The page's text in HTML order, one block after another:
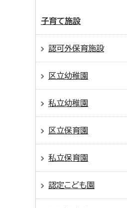
子育て施設
認可外保育施設
区立幼稚園
私立幼稚園
区立保育園
私立保育園
認定こども園